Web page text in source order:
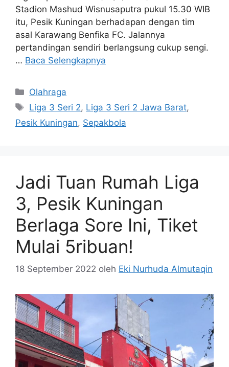
Stadion Mashud Wisnusaputra pukul 15.30 WIB
itu, Pesik Kuningan berhadapan dengan tim
asal Karawang Benfika FC. Jalannya
pertandingan sendiri berlangsung cukup sengi.
… Baca Selengkapnya
Kategori
Olahraga
Tag
Liga 3 Seri 2, Liga 3 Seri 2 Jawa Barat,
Pesik Kuningan, Sepakbola
Jadi Tuan Rumah Liga
3, Pesik Kuningan
Berlaga Sore Ini, Tiket
Mulai 5ribuan!
18 September 2022 oleh Eki Nurhuda Almutaqin